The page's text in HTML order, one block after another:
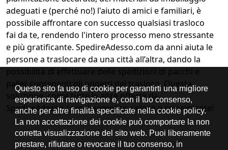
adeguati e (perché no!) l'aiuto di amici e familiari, è
possibile affrontare con successo qualsiasi trasloco
fai da te, rendendo l'intero processo meno stressante
e più gratificante. SpedireAdesso.com da anni aiuta le
persone a traslocare da una città all’altra, dando la
possibilità di effettuare delle spedizioni di pacchi e
pallet contenenti gli oggetti del trasloco. Questa
soluzione, come tutte le altre offerte da
SpedireAdesso.com, è semplice, veloce e conveniente!